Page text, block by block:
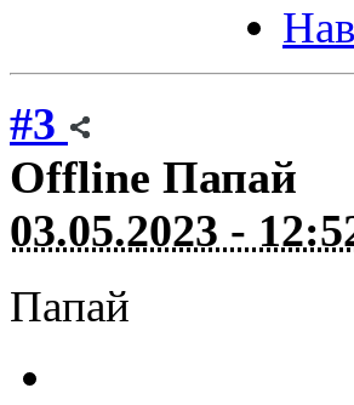
#3
Offline Папай
03.05.2023 -
Папай